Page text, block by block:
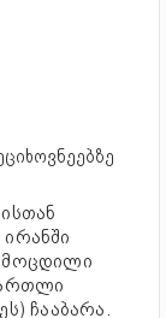
ჩააბარა.